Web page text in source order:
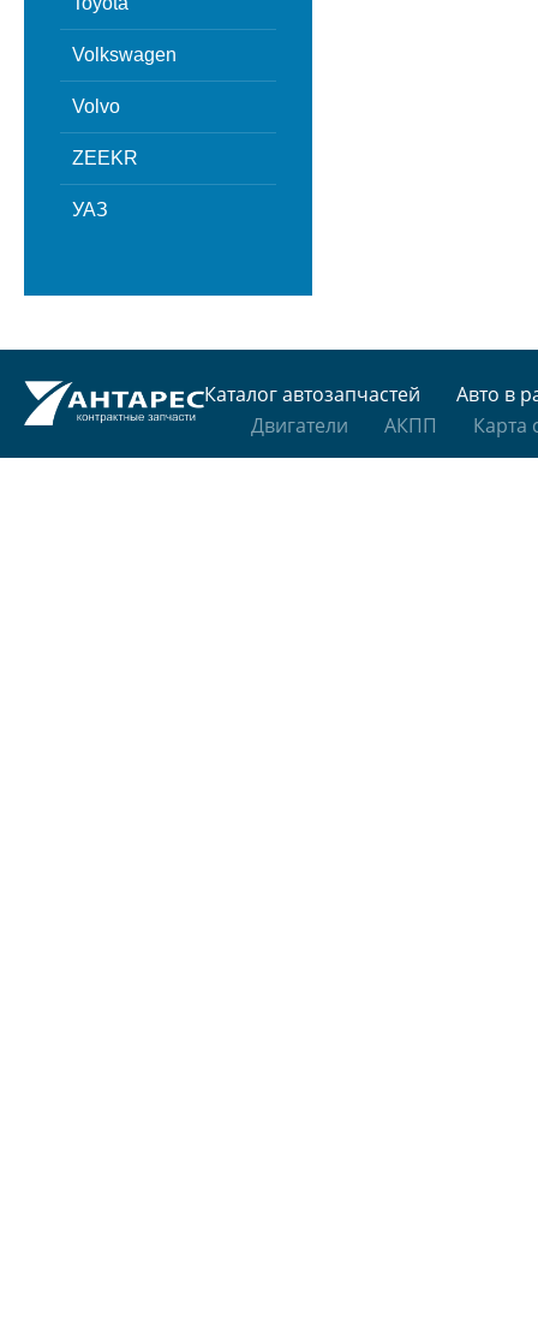
Volkswagen
Volvo
ZEEKR
УАЗ
Каталог автозапчастей
Авто в
Двигатели
АКПП Карта